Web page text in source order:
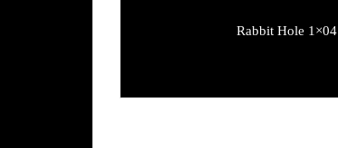
Rabbit Hole 1×04